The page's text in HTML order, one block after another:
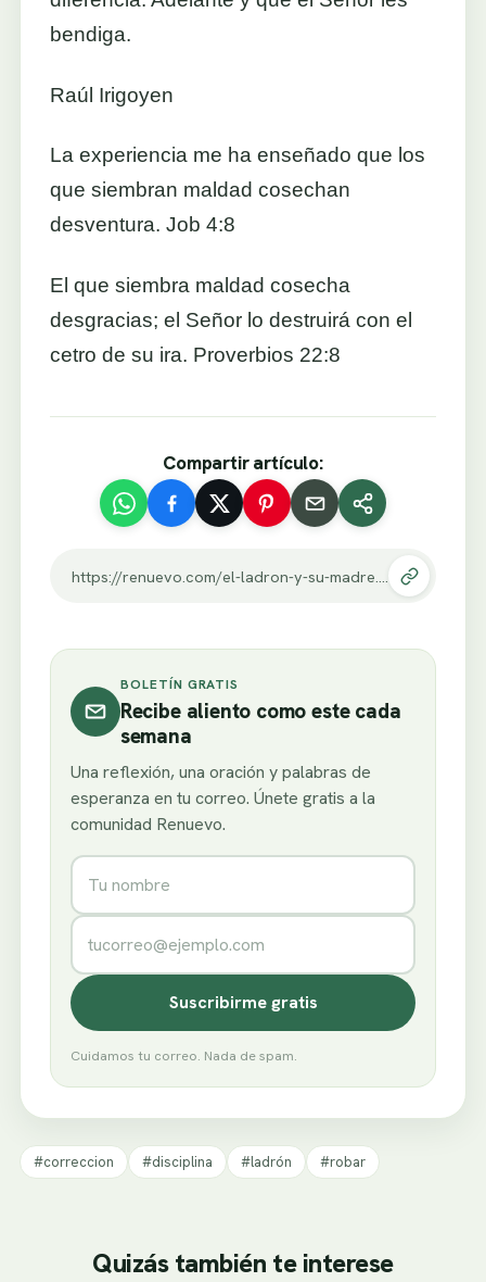
bendiga.
Raúl Irigoyen
La experiencia me ha enseñado que los
que siembran maldad cosechan
desventura. Job 4:8
El que siembra maldad cosecha
desgracias; el Señor lo destruirá con el
cetro de su ira. Proverbios 22:8
Compartir artículo:
BOLETÍN GRATIS
Recibe aliento como este cada
semana
Una reflexión, una oración y palabras de
esperanza en tu correo. Únete gratis a la
comunidad Renuevo.
Nombre
Correo electrónico
Suscribirme gratis
Cuidamos tu correo. Nada de spam.
#correccion #disciplina #ladrón #robar
Quizás también te interese